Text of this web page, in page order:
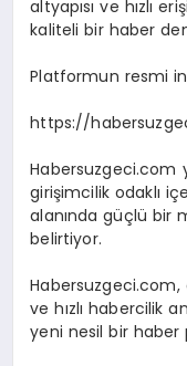
altyapısı ve hızlı
kaliteli bir haber
Platformun resmi
https://
Habersuzgeci.com
girişimcilik odaklı
alanında güçlü bir
belirtiyor.
ve hızlı habercilik
yeni nesil bir